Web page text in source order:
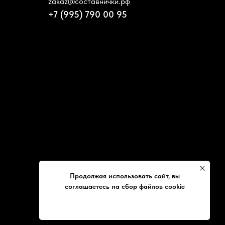
+7 (995) 790 00 95
Продолжая использовать сайт, вы
соглашаетесь на сбор файлов cookie